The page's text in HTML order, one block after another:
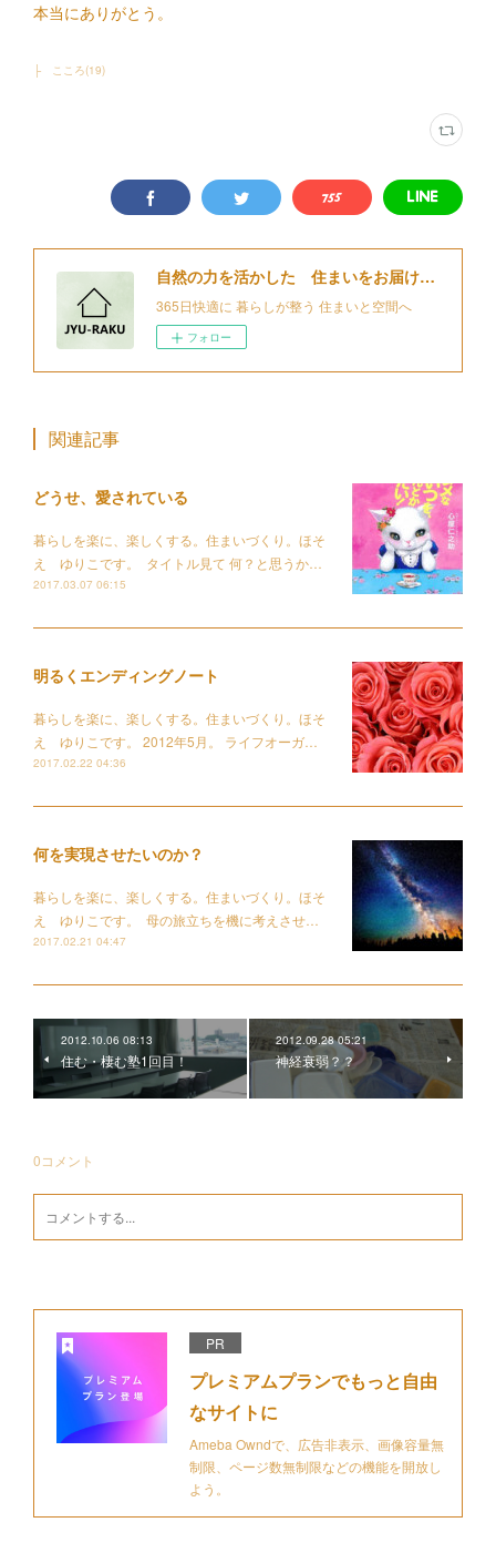
本当にありがとう。
├ こころ(19)
自然の力を活かした 住まいをお届けする 細江住楽設計
365日快適に 暮らしが整う 住まいと空間へ
フォロー
関連記事
どうせ、愛されている
暮らしを楽に、楽しくする。住まいづくり。ほそ
え ゆりこです。 タイトル見て 何？と思うか…
2017.03.07 06:15
明るくエンディングノート
暮らしを楽に、楽しくする。住まいづくり。ほそ
え ゆりこです。 2012年5月。 ライフオーガ…
2017.02.22 04:36
何を実現させたいのか？
暮らしを楽に、楽しくする。住まいづくり。ほそ
え ゆりこです。 母の旅立ちを機に考えさせ…
2017.02.21 04:47
2012.10.06 08:13
住む・棲む塾1回目！
2012.09.28 05:21
神経衰弱？？
0コメント
PR
プレミアムプランでもっと自由
なサイトに
Ameba Owndで、広告非表示、画像容量無
制限、ページ数無制限などの機能を開放し
よう。